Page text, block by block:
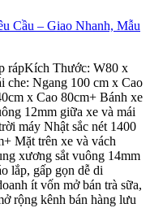
rápKích Thước: W80 x
che: Ngang 100 cm x Cao
x Cao 80cm+ Bánh xe
12mm giữa xe và mái
máy Nhật sắc nét 1400
Mặt trên xe và vách
xương sắt vuông 14mm
lắp, gấp gọn dễ di
ít vốn mở bán trà sữa,
rộng kênh bán hàng lưu